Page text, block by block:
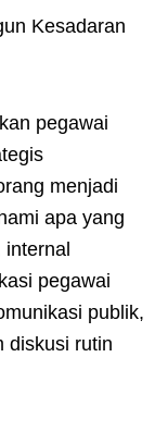
Kesadaran
pegawai
menjadi
apa yang
pegawai
publik,
diskusi rutin